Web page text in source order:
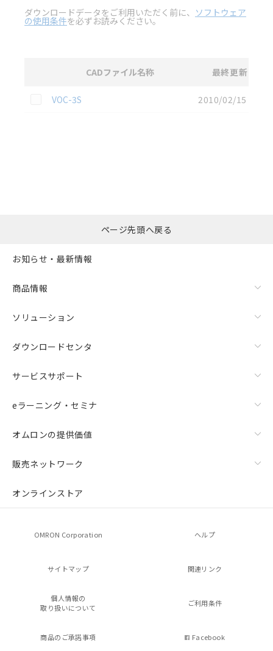
ダウンロードデータをご利用いただく前に、 ソフトウェア
の使用条件を必ずお読みください。
CADファイル名称 最終更新
この資料を選択
VOC-3S 2010/02/15
括ダウンロード
ページ先頭へ戻る
お知らせ・最新情報
商品情報
ソリューション
ダウンロードセンタ
サービスサポート
eラーニング・セミナ
オムロンの提供価値
販売ネットワーク
オンラインストア
OMRON Corporation ヘルプ
サイトマップ 関連リンク
個人情報の
取り扱いについて
ご利用条件
商品のご承諾事項 Facebook